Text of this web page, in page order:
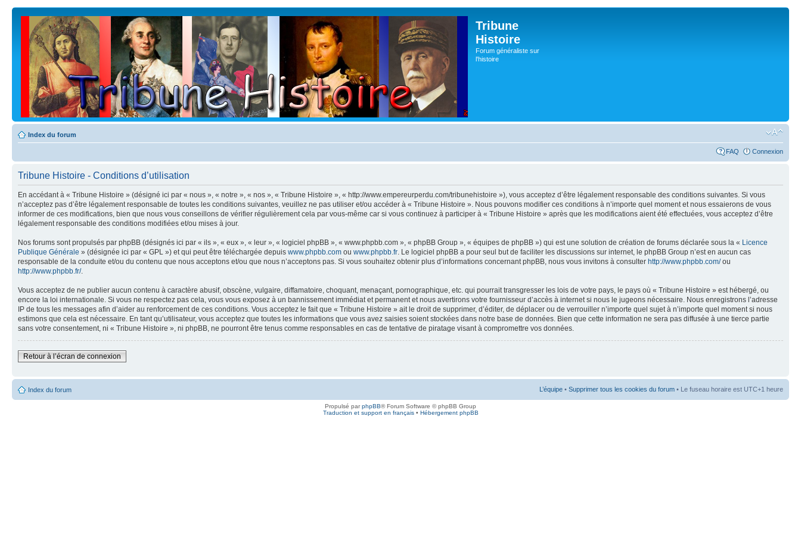
Tribune
Histoire
Forum généraliste sur
l'histoire
Index du forum
FAQ Connexion
Tribune Histoire - Conditions d’utilisation
En accédant à « Tribune Histoire » (désigné ici par « nous », « notre », « nos », « Tribune Histoire », « http://www.empereurperdu.com/tribunehistoire »), vous acceptez d’être légalement responsable des conditions suivantes. Si vous
n’acceptez pas d’être légalement responsable de toutes les conditions suivantes, veuillez ne pas utiliser et/ou accéder à « Tribune Histoire ». Nous pouvons modifier ces conditions à n’importe quel moment et nous essaierons de vous
informer de ces modifications, bien que nous vous conseillons de vérifier régulièrement cela par vous-même car si vous continuez à participer à « Tribune Histoire » après que les modifications aient été effectuées, vous acceptez d’être
légalement responsable des conditions modifiées et/ou mises à jour.
Nos forums sont propulsés par phpBB (désignés ici par « ils », « eux », « leur », « logiciel phpBB », « www.phpbb.com », « phpBB Group », « équipes de phpBB ») qui est une solution de création de forums déclarée sous la « Licence
Publique Générale » (désignée ici par « GPL ») et qui peut être téléchargée depuis www.phpbb.com ou www.phpbb.fr. Le logiciel phpBB a pour seul but de faciliter les discussions sur internet, le phpBB Group n’est en aucun cas
responsable de la conduite et/ou du contenu que nous acceptons et/ou que nous n’acceptons pas. Si vous souhaitez obtenir plus d’informations concernant phpBB, nous vous invitons à consulter http://www.phpbb.com/ou
http://www.phpbb.fr/.
Vous acceptez de ne publier aucun contenu à caractère abusif, obscène, vulgaire, diffamatoire, choquant, menaçant, pornographique, etc. qui pourrait transgresser les lois de votre pays, le pays où « Tribune Histoire » est hébergé, ou
encore la loi internationale. Si vous ne respectez pas cela, vous vous exposez à un bannissement immédiat et permanent et nous avertirons votre fournisseur d’accès à internet si nous le jugeons nécessaire. Nous enregistrons l’adresse
IP de tous les messages afin d’aider au renforcement de ces conditions. Vous acceptez le fait que « Tribune Histoire » ait le droit de supprimer, d’éditer, de déplacer ou de verrouiller n’importe quel sujet à n’importe quel moment si nous
estimons que cela est nécessaire. En tant qu’utilisateur, vous acceptez que toutes les informations que vous avez saisies soient stockées dans notre base de données. Bien que cette information ne sera pas diffusée à une tierce partie
sans votre consentement, ni « Tribune Histoire », ni phpBB, ne pourront être tenus comme responsables en cas de tentative de piratage visant à compromettre vos données.
Retour à l’écran de connexion
Index du forum L’équipe • Supprimer tous les cookies du forum • Le fuseau horaire est UTC+1 heure
Propulsé parphpBB® Forum Software © phpBB Group
Traduction et support en français• Hébergement phpBB